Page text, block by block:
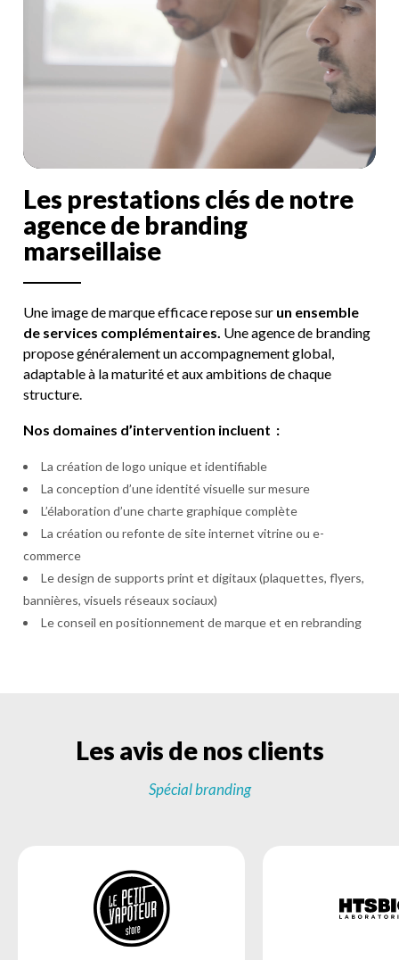
Les prestations clés de notre
agencede branding
marseillaise
Une image de marque efficace repose sur un ensemble
de services complémentaires. Une agence de branding
propose généralement un accompagnement global,
adaptable à la maturité et aux ambitions de chaque
structure.
Nos domaines d’intervention incluent :
La création de logo unique et identifiable
La conception d’une identité visuelle sur mesure
L’élaboration d’une charte graphique complète
La création ou refonte de site internet vitrine ou e-
commerce
Le design de supports print et digitaux (plaquettes, flyers,
bannières, visuels réseaux sociaux)
Le conseil en positionnement de marque et en rebranding
Les avis de nos clients
Spécial branding